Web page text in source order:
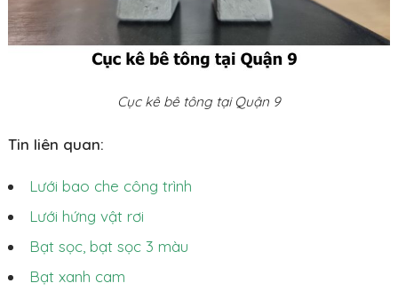
Cục kê bê tông tại Quận 9
Tin liên quan:
Lưới bao che công trình
Lưới hứng vật rơi
Bạt sọc, bạt sọc 3 màu
Bạt xanh cam